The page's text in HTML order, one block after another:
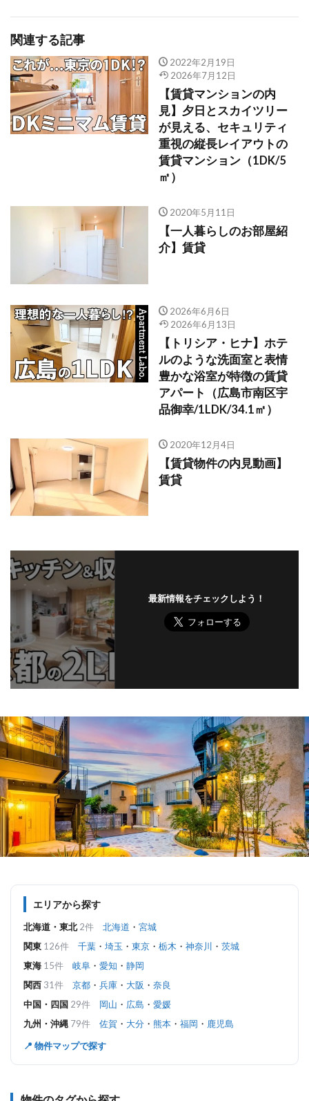
関連する記事
2022年2月19日
2026年7月12日
【賃貸マンションの内
見】夕日とスカイツリー
が見える、セキュリティ
重視の縦長レイアウトの
賃貸マンション（1DK/5
㎡）
2020年5月11日
【一人暮らしのお部屋紹
介】賃貸
2026年6月6日
2026年6月13日
【トリシア・ヒナ】ホテ
ルのような洗面室と表情
豊かな浴室が特徴の賃貸
アパート（広島市南区宇
品御幸/1LDK/34.1㎡）
2020年12月4日
【賃貸物件の内見動画】
賃貸
最新情報をチェックしよう！
エリアから探す
北海道・東北 2件 北海道 ・ 宮城
関東 126件 千葉 ・ 埼玉 ・ 東京 ・ 栃木 ・ 神奈川 ・ 茨城
東海 15件 岐阜 ・ 愛知 ・ 静岡
関西 31件 京都 ・ 兵庫 ・ 大阪 ・ 奈良
中国・四国 29件 岡山 ・ 広島 ・ 愛媛
九州・沖縄 79件 佐賀 ・ 大分 ・ 熊本 ・ 福岡 ・ 鹿児島
📍 物件マップで探す